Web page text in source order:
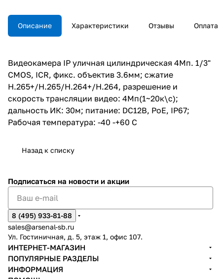
4Мп(1~20к\с); дальность ИК:
30м; питание: DC12В, PoE, IP67;
Рабочая температура: -40 -+60
Описание Характеристики Отзывы Оплата
Видеокамера IP уличная цилиндрическая 4Мп. 1/3"
CMOS, ICR, фикс. объектив 3.6мм; сжатие
H.265+/H.265/H.264+/H.264, разрешение и
скорость трансляции видео: 4Мп(1~20к\с);
дальность ИК: 30м; питание: DC12В, PoE, IP67;
Рабочая температура: -40 -+60 С
Назад к списку
Подписаться на новости и акции
8 (495) 933-81-88
sales@arsenal-sb.ru
Ул. Гостиничная, д. 5, этаж 1, офис 107.
ИНТЕРНЕТ-МАГАЗИН
ПОПУЛЯРНЫЕ РАЗДЕЛЫ
ИНФОРМАЦИЯ